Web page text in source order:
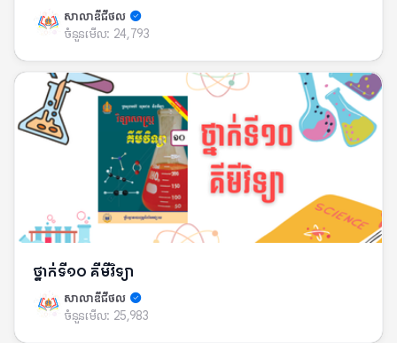
សាលាឌីជីថល
ចំនួនមើល: 24,793
ថ្នាក់ទី១០ គីមីវិទ្យា
សាលាឌីជីថល
ចំនួនមើល: 25,983